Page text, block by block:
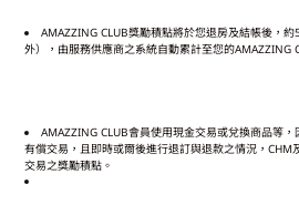
AMAZZING CLUB獎勵積點將於您退房及結帳後，約
外），由服務供應商之系統自動累計至您的AMAZZING
AMAZZING CLUB會員使用現金交易或兌換商品等
有償交易，且即時或爾後進行退訂與退款之情況，CHM
交易之獎勵積點。